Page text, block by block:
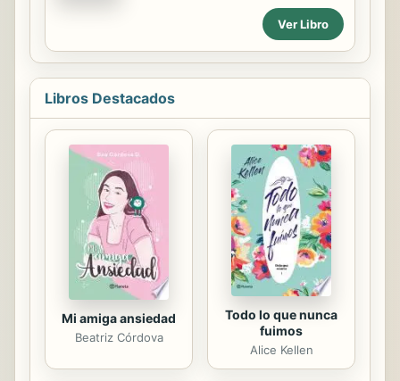
Llegó a la política desde Alemania del
Este, tras la caída del Muro de Berlín
Tuvo que atravesar varias crisis: la
financiera de 2008, la humanitaria
posteriormente la del Brexit y
finalmente la producida por el Covid-
19. Siempre impuso su firmeza,
equilibrio, valentía y sentido común
en la resolución de los problemas.
Este libro presenta una breve reseña
biográfica, acompañada ...
Ver Libro
Libros Destacados
Mi amiga ansiedad
Beatriz Córdova
Todo lo que nunca
fuimos
Alice Kellen